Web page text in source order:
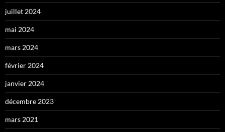
juillet 2024
mai 2024
mars 2024
février 2024
janvier 2024
décembre 2023
mars 2021